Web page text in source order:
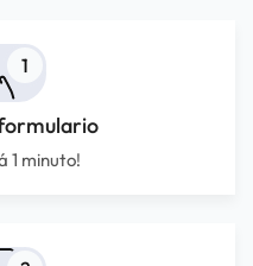
1
1 minuto!